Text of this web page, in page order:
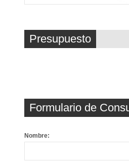
Presupuesto
Formulario de
Nombre: